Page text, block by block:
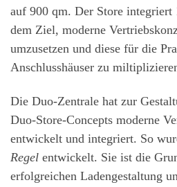
auf 900 qm. Der Store integriert
dem Ziel, moderne
umzusetzen und diese für die
Anschlusshäuser zu
Die Duo-Zentrale hat zur
Duo-Store-Concepts moderne
entwickelt und integriert. So
Regel entwickelt. Sie ist die
erfolgreichen Ladengestaltung